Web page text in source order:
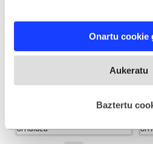
If you allow, we would also like
Collect information about
location which can be
Find out more about how your
and set your preferences in the
Onartu cookie
Aukeratu
Baztertu
07
09